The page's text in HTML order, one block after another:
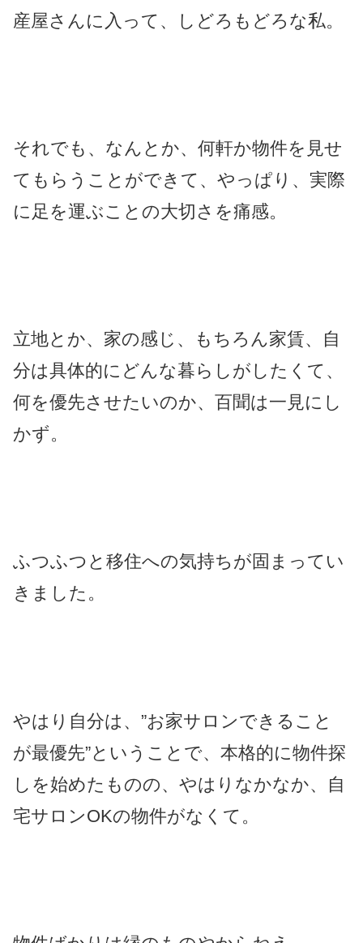
産屋さんに入って、しどろもどろな私。
それでも、なんとか、何軒か物件を見せ
てもらうことができて、やっぱり、実際
に足を運ぶことの大切さを痛感。
立地とか、家の感じ、もちろん家賃、自
分は具体的にどんな暮らしがしたくて、
何を優先させたいのか、百聞は一見にし
かず。
ふつふつと移住への気持ちが固まってい
きました。
やはり自分は、”お家サロンできること
が最優先”ということで、本格的に物件探
しを始めたものの、やはりなかなか、自
宅サロンOKの物件がなくて。